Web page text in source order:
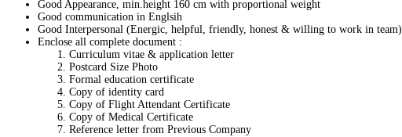
Good Appearance, min.height 160 cm with proportional weight
Good communication in Englsih
Good Interpersonal (Energic, helpful, friendly, honest & willing to work in team)
Enclose all complete document :
Curriculum vitae & application letter
Postcard Size Photo
Formal education certificate
Copy of identity card
Copy of Flight Attendant Certificate
Copy of Medical Certificate
Reference letter from Previous Company